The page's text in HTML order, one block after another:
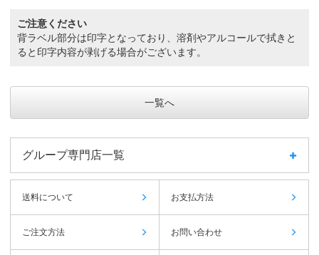
ご注意ください
背ラベル部分は印字となっており、溶剤やアルコールで拭きと
ると印字内容が剥げる場合がございます。
一覧へ
グループ専門店一覧
送料について お支払方法
ご注文方法 お問い合わせ